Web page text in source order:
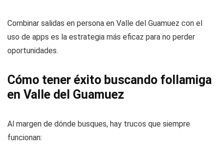
Combinar salidas en persona en Valle del Guamuez con el
uso de apps es la estrategia más eficaz para no perder
oportunidades.
Cómo tener éxito buscando follamiga
en Valle del Guamuez
Al margen de dónde busques, hay trucos que siempre
funcionan: